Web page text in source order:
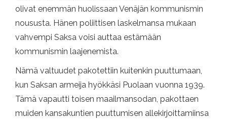
olivat enemmän huolissaan Venäjän kommunismin
noususta. Hänen poliittisen laskelmansa mukaan
vahvempi Saksa voisi auttaa estämään
kommunismin laajenemista.
Nämä valtuudet pakotettiin kuitenkin puuttumaan,
kun Saksan armeija hyökkäsi Puolaan vuonna 1939.
Tämä vapautti toisen maailmansodan, pakottaen
muiden kansakuntien puuttumisen allekirjoittamiinsa